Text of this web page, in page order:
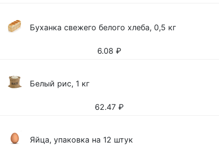
Буханка свежего белого хлеба, 0,5 кг
6.08 ₽
Белый рис, 1 кг
62.47 ₽
Яйца, упаковка на 12 штук